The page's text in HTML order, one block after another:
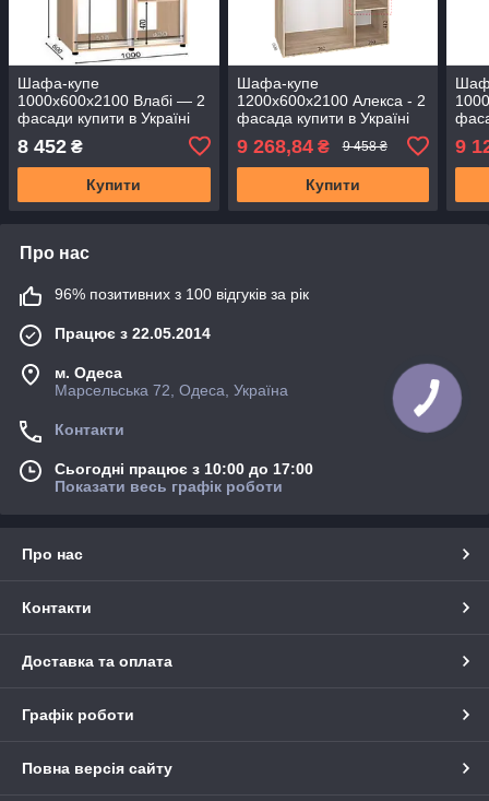
Шафа-купе
1000х600х2100 Влабі — 2
фасади купити в Україні
8 452 ₴
Купити
Шафа-купе
1200х600х2100 Алекса - 2
фасада купити в Україні
9 268,84₴ 9 458 ₴
Купити
9
Про нас
96% позитивних з 100 відгуків за рік
Працює з 22.05.2014
м. Одеса
Марсельська 72, Одеса, Україна
Контакти
Сьогодні працює з 10:00 до 17:00
Показати весь графік роботи
Про нас
Контакти
Доставка та оплата
Графік роботи
Повна версія сайту